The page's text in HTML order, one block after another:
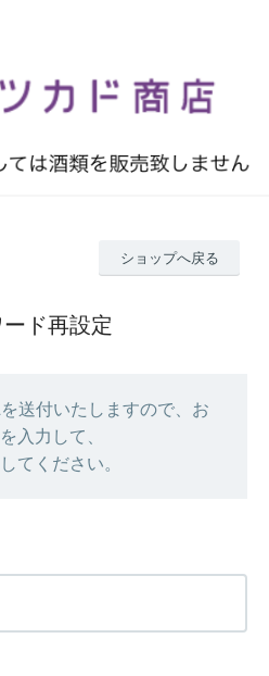
ショップへ戻る
ド再設定
送付いたしますので、お
入力して、
てください。